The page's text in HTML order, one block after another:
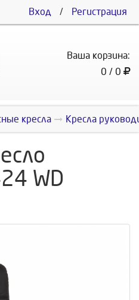
Вход / Регистрация
Ваша корзина:
0 / 0
кресла Кресла
WD